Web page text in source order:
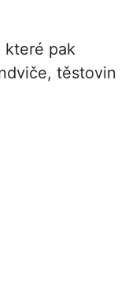
které pak
těstovin